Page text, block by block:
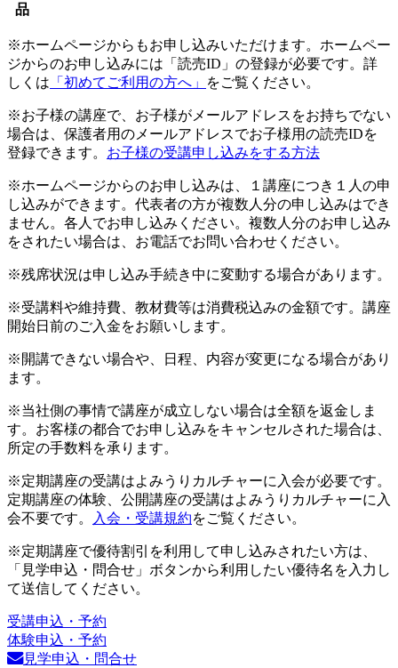
品
※ホームページからもお申し込みいただけます。ホームペー
ジからのお申し込みには「読売ID」の登録が必要です。詳
しくは 「初めてご利用の方へ」 をご覧ください。
※お子様の講座で、お子様がメールアドレスをお持ちでない
場合は、保護者用のメールアドレスでお子様用の読売IDを
登録できます。 お子様の受講申し込みをする方法
※ホームページからのお申し込みは、１講座につき１人の申
し込みができます。代表者の方が複数人分の申し込みはでき
ません。各人でお申し込みください。複数人分のお申し込み
をされたい場合は、お電話でお問い合わせください。
※残席状況は申し込み手続き中に変動する場合があります。
※受講料や維持費、教材費等は消費税込みの金額です。講座
開始日前のご入金をお願いします。
※開講できない場合や、日程、内容が変更になる場合があり
ます。
※当社側の事情で講座が成立しない場合は全額を返金しま
す。お客様の都合でお申し込みをキャンセルされた場合は、
所定の手数料を承ります。
※定期講座の受講はよみうりカルチャーに入会が必要です。
定期講座の体験、公開講座の受講はよみうりカルチャーに入
会不要です。
入会・受講規約をご覧ください。
※定期講座で優待割引を利用して申し込みされたい方は、
「見学申込・問合せ」ボタンから利用したい優待名を入力し
て送信してください。
受講申込・予約
体験申込・予約
見学申込・問合せ